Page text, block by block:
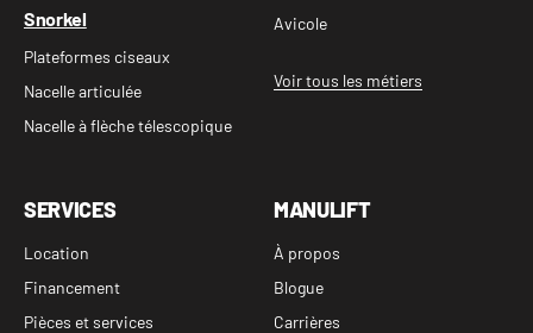
Snorkel
Plateformes ciseaux
Nacelle articulée
Nacelle à flèche télescopique
Avicole
Voir tous les métiers
SERVICES
Location
Financement
Pièces et services
MANULIFT
À propos
Blogue
Carrières